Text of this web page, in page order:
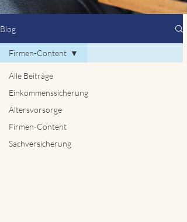
Blog
Alle Beiträge
Einkommenssicherung
Altersvorsorge
Firmen-Content
Sachversicherung
Firmen-Content